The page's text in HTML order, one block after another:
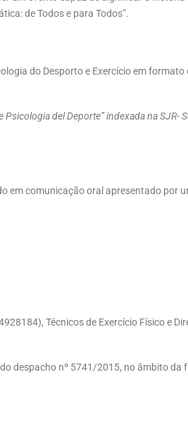
de Todos e para Todos”.
do Desporto e Exercício em formato
del Deporte” indexada na SJR-
em comunicação oral apresentado por
Técnicos de Exercício Físico e
despacho nº 5741/2015, no âmbito